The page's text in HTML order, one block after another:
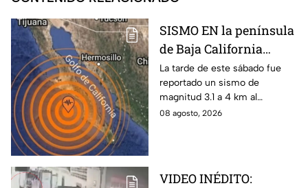
SISMO EN la península
de Baja California
sacude San José del
Cabo
La tarde de este sábado fue
reportado un sismo de
magnitud 3.1 a 4 km al
noroeste de San José del
08 agosto, 2026
VIDEO INÉDITO: